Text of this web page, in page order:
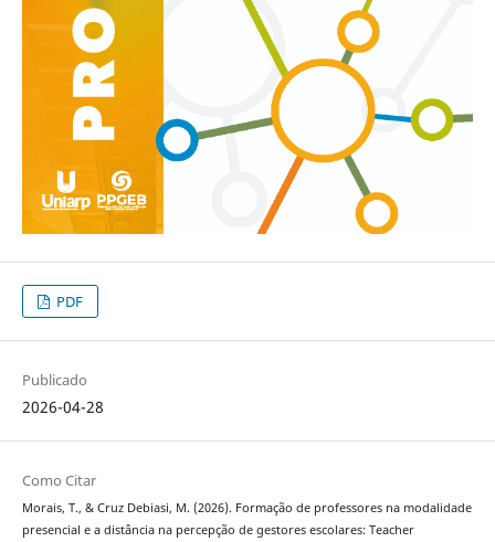
PDF
Publicado
2026-04-28
Como Citar
Morais, T., & Cruz Debiasi, M. (2026). Formação de professores na modalidade
presencial e a distância na percepção de gestores escolares: Teacher